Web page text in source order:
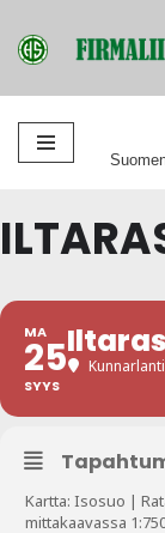
Siirry
MA
25
SYYS
Kartta: Isosuo |
mittakaavassa